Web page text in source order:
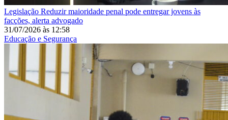
Legislação Reduzir maioridade penal pode entregar jovens às
facções, alerta advogado
31/07/2026 às 12:58
Educação e Segurança